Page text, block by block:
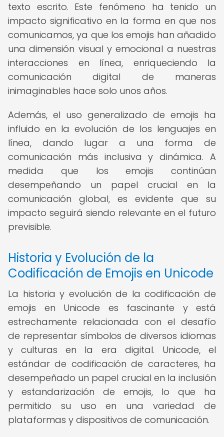
texto escrito. Este fenómeno ha tenido un
impacto significativo en la forma en que nos
comunicamos, ya que los emojis han añadido
una dimensión visual y emocional a nuestras
interacciones en línea, enriqueciendo la
comunicación digital de maneras
inimaginables hace solo unos años.
Además, el uso generalizado de emojis ha
influido en la evolución de los lenguajes en
línea, dando lugar a una forma de
comunicación más inclusiva y dinámica. A
medida que los emojis continúan
desempeñando un papel crucial en la
comunicación global, es evidente que su
impacto seguirá siendo relevante en el futuro
previsible.
Historia y Evolución de la
Codificación de Emojis en Unicode
La historia y evolución de la codificación de
emojis en Unicode es fascinante y está
estrechamente relacionada con el desafío
de representar símbolos de diversos idiomas
y culturas en la era digital. Unicode, el
estándar de codificación de caracteres, ha
desempeñado un papel crucial en la inclusión
y estandarización de emojis, lo que ha
permitido su uso en una variedad de
plataformas y dispositivos de comunicación.